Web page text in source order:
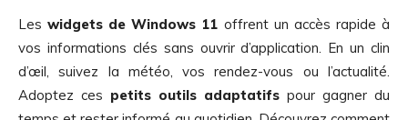
Leswidgets de Windows 11 offrent un accès rapide à
vos informations clés sans ouvrir d’application. En un clin
d’œil, suivez la météo, vos rendez-vous ou l’actualité.
Adoptez ces petits outils adaptatifs pour gagner du